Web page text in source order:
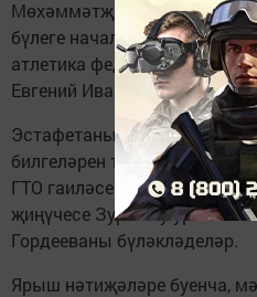
Мөхәммәтҗанов, яшьләр
бүлеге начальнигы Руслан
атлетика федерациясенең
Евгений Иванцовның
Эстафетаны башлар
билгеләрен тапшырдылар,
ГТО гаиләсе» республика
җиңүчесе Зур Аксу урта
Гордееваны бүләкләделәр.
Ярыш нәтиҗәләре буенча,